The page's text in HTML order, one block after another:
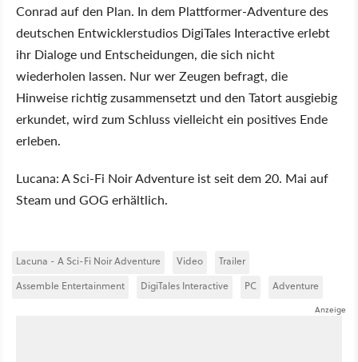
Conrad auf den Plan. In dem Plattformer-Adventure des
deutschen Entwicklerstudios DigiTales Interactive erlebt
ihr Dialoge und Entscheidungen, die sich nicht
wiederholen lassen. Nur wer Zeugen befragt, die
Hinweise richtig zusammensetzt und den Tatort ausgiebig
erkundet, wird zum Schluss vielleicht ein positives Ende
erleben.
Lucana: A Sci-Fi Noir Adventure ist seit dem 20. Mai auf
Steam und GOG erhältlich.
Lacuna - A Sci-Fi Noir Adventure Video
Trailer
Assemble Entertainment
DigiTales Interactive PC Adventure